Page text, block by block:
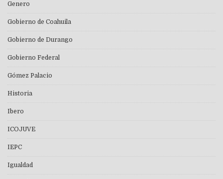
Genero
Gobierno de Coahuila
Gobierno de Durango
Gobierno Federal
Gómez Palacio
Historia
Ibero
ICOJUVE
IEPC
Igualdad